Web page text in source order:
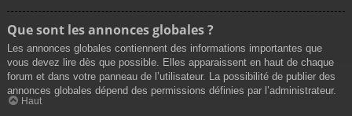
Que sont les annonces globales ?
Les annonces globales contiennent des informations importantes que
vous devez lire dès que possible. Elles apparaissent en haut de chaque
forum et dans votre panneau de l’utilisateur. La possibilité de publier des
annonces globales dépend des permissions définies par l’administrateur.
Haut